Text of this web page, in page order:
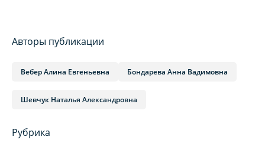
Авторы публикации
Вебер Алина Евгеньевна Бондарева Анна Вадимовна
Шевчук Наталья Александровна
Рубрика